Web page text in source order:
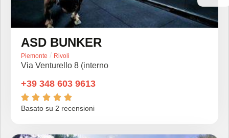
ASD BUNKER
Piemonte / Rivoli
Via Venturello 8 (interno
+39 348 603 9613
    
Basato su 2 recensioni